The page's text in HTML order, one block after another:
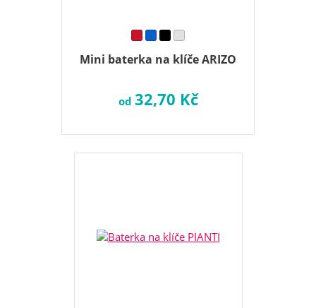
Mini baterka na klíče ARIZO
od 32,70 Kč